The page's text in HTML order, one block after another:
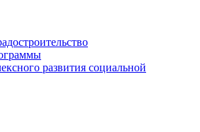
развития социальной